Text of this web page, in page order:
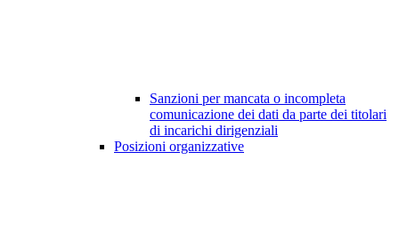
Sanzioni per mancata o incompleta
comunicazione dei dati da parte dei titolari
di incarichi dirigenziali
Posizioni organizzative